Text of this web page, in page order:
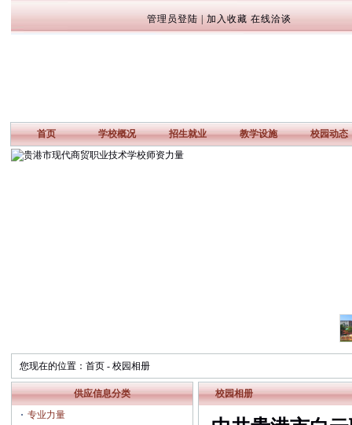
管理员登陆 加入收藏 在线洽谈
首页 学校概况 招生就业 教学设施 校园动态
您现在的位置： 首页 - 校园相册
供应信息分类
专业力量
校园相册